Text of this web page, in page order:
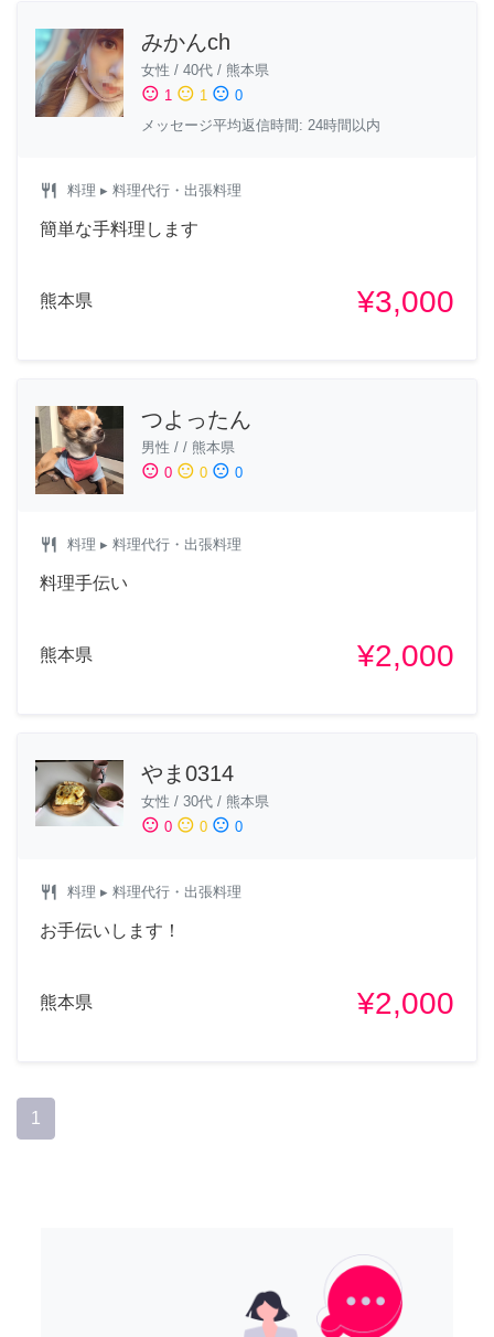
みかんch
女性 / 40代 / 熊本県
sentiment_satisfied 1 sentiment_neutral 1 sentiment_dissatisfied 0
メッセージ平均返信時間: 24時間以内
restaurant 料理 ▸ 料理代行・出張料理
簡単な手料理します
熊本県 ¥3,000
つよったん
男性 / / 熊本県
sentiment_satisfied 0 sentiment_neutral 0 sentiment_dissatisfied 0
restaurant 料理 ▸ 料理代行・出張料理
料理手伝い
熊本県 ¥2,000
やま0314
女性 / 30代 / 熊本県
sentiment_satisfied 0 sentiment_neutral 0 sentiment_dissatisfied 0
restaurant 料理 ▸ 料理代行・出張料理
お手伝いします！
熊本県 ¥2,000
1